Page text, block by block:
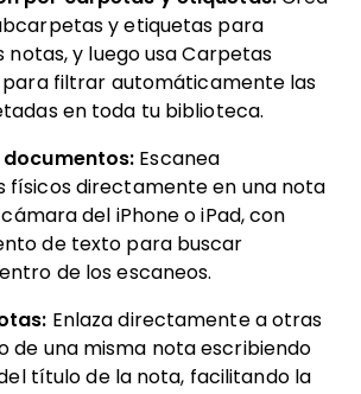
y etiquetas para
notas, y luego usa Carpetas
para filtrar automáticamente las
en toda tu biblioteca.
documentos: Escanea
físicos directamente en una nota
del iPhone o iPad, con
de texto para buscar
de los escaneos.
Enlaza directamente a otras
de una misma nota escribiendo
título de la nota, facilitando la